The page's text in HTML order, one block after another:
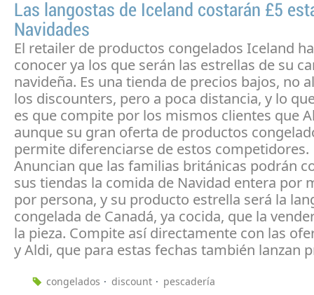
Las langostas de Iceland costarán £5
Navidades
El retailer de productos congelados Iceland
conocer ya los que serán las estrellas de su
navideña. Es una tienda de precios bajos, no
los discounters, pero a poca distancia, y lo
es que compite por los mismos clientes que
aunque su gran oferta de productos
permite diferenciarse de estos competidores.
Anuncian que las familias británicas podrán
sus tiendas la comida de Navidad entera por
por persona, y su producto estrella será la
congelada de Canadá, ya cocida, que la
la pieza. Compite así directamente con las
y Aldi, que para estas fechas también lanzan
congelados discount pescadería